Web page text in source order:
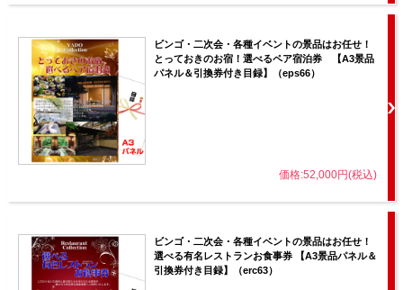
ビンゴ・二次会・各種イベントの景品はお任せ！
とっておきのお宿！選べるペア宿泊券 【A3景品
パネル＆引換券付き目録】（eps66）
価格:52,000円(税込)
ビンゴ・二次会・各種イベントの景品はお任せ！
選べる有名レストランお食事券 【A3景品パネル＆
引換券付き目録】（erc63）